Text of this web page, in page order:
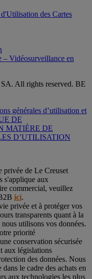
des Cartes
– Vidéosurveillance en
All rights reserved. BE
générales d’utilisation et
DE
MATIÈRE DE
D’UTILISATION
privée de Le Creuset
s'applique aux
commercial, veuillez
ici.
privée et à protéger vos
transparents quant à la
utilisons vos données.
priorité
conservation sécurisée
aux législations
des données. Nous
le cadre des achats en
aux technologies les plus